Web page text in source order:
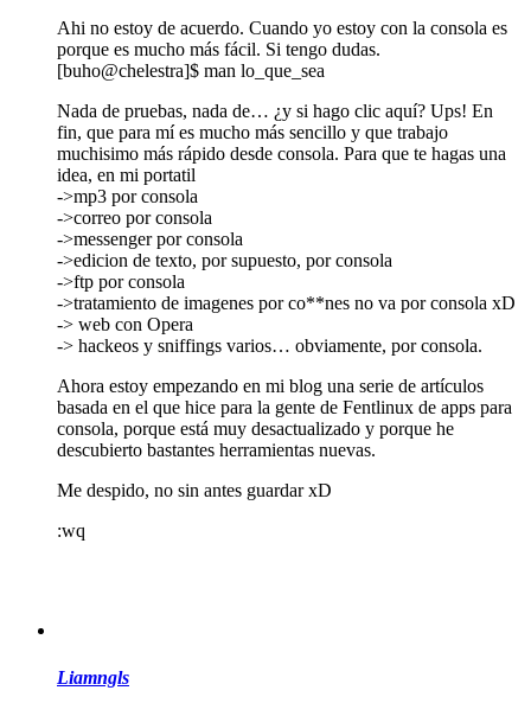
Ahi no estoy de acuerdo. Cuando yo estoy con la consola es
porque es mucho más fácil. Si tengo dudas.
[buho@chelestra]$ man lo_que_sea
Nada de pruebas, nada de… ¿y si hago clic aquí? Ups! En
fin, que para mí es mucho más sencillo y que trabajo
muchisimo más rápido desde consola. Para que te hagas una
idea, en mi portatil
->mp3 por consola
->correo por consola
->messenger por consola
->edicion de texto, por supuesto, por consola
->ftp por consola
->tratamiento de imagenes por co**nes no va por consola xD
-> web con Opera
-> hackeos y sniffings varios… obviamente, por consola.
Ahora estoy empezando en mi blog una serie de artículos
basada en el que hice para la gente de Fentlinux de apps para
consola, porque está muy desactualizado y porque he
descubierto bastantes herramientas nuevas.
Me despido, no sin antes guardar xD
:wq
Liamngls